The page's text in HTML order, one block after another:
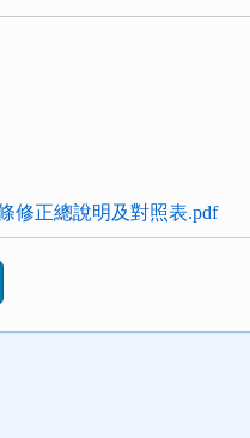
修正總說明及對照表.pdf